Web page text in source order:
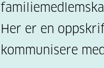
Her er en
kommunisere